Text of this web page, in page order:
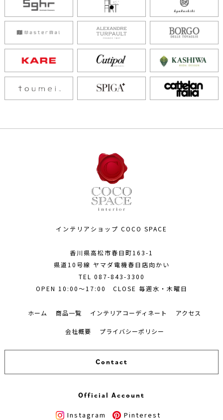
インテリアショップ COCO SPACE
香川県高松市春日町163-1
県道10号線 ヤマダ電機春日店向かい
TEL 087-843-3300
OPEN 10:00～17:00 CLOSE 毎週水・木曜日
ホーム 商品一覧 インテリアコーディネート アクセス
会社概要 プライバシーポリシー
Contact
Official Account
Instagram Pinterest